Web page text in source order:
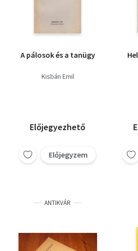
A pálosok és a tanügy
Kisbán Emil
Előjegyezhető
Előjegyzem
ANTIKVÁR